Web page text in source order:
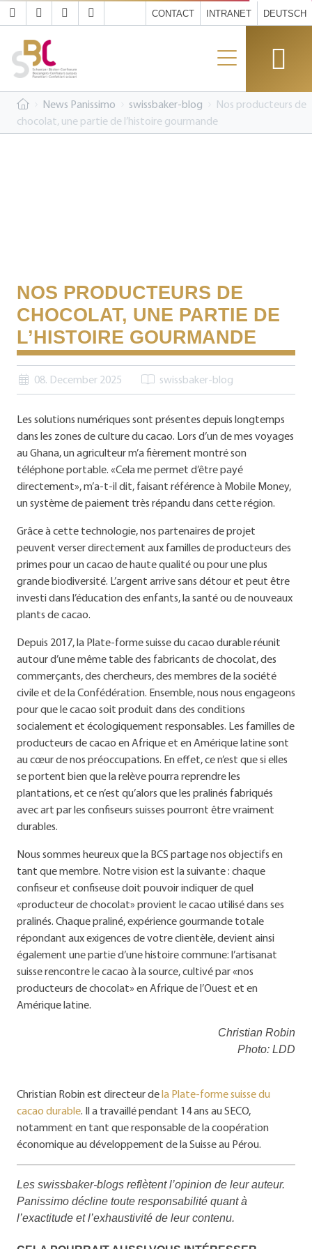
CONTACT INTRANET DEUTSCH
News Panissimo swissbaker-blog
Nos producteurs de
chocolat, une partie de l’histoire gourmande
NOS PRODUCTEURS DE
CHOCOLAT, UNE PARTIE DE
L’HISTOIRE GOURMANDE
08. December 2025 swissbaker-blog
Les solutions numériques sont présentes depuis longtemps
dans les zones de culture du cacao. Lors d’un de mes voyages
au Ghana, un agriculteur m’a fièrement montré son
téléphone portable. «Cela me permet d’être payé
directement», m’a-t-il dit, faisant référence à Mobile Money,
un système de paiement très répandu dans cette région.
Grâce à cette technologie, nos partenaires de projet
peuvent verser directement aux familles de producteurs des
primes pour un cacao de haute qualité ou pour une plus
grande biodiversité. L’argent arrive sans détour et peut être
investi dans l’éducation des enfants, la santé ou de nouveaux
plants de cacao.
Depuis 2017, la Plate-forme suisse du cacao durable réunit
autour d’une même table des fabricants de chocolat, des
commerçants, des chercheurs, des membres de la société
civile et de la Confédération. Ensemble, nous nous engageons
pour que le cacao soit produit dans des conditions
socialement et écologiquement responsables. Les familles de
producteurs de cacao en Afrique et en Amérique latine sont
au cœur de nos préoccupations. En effet, ce n’est que si elles
se portent bien que la relève pourra reprendre les
plantations, et ce n’est qu’alors que les pralinés fabriqués
avec art par les confiseurs suisses pourront être vraiment
durables.
Nous sommes heureux que la BCS partage nos objectifs en
tant que membre. Notre vision est la suivante : chaque
confiseur et confiseuse doit pouvoir indiquer de quel
«producteur de chocolat» provient le cacao utilisé dans ses
pralinés. Chaque praliné, expérience gourmande totale
répondant aux exigences de votre clientèle, devient ainsi
également une partie d’une histoire commune: l’artisanat
suisse rencontre le cacao à la source, cultivé par «nos
producteurs de chocolat» en Afrique de l’Ouest et en
Amérique latine.
Christian Robin
Photo: LDD
Christian Robin est directeur dela Plate-forme suisse du
cacao durable. Il a travaillé pendant 14 ans au SECO,
notamment en tant que responsable de la coopération
économique au développement de la Suisse au Pérou.
Les swissbaker-blogs reflètent l’opinion de leur auteur.
Panissimo décline toute responsabilité quant à
l’exactitude et l’exhaustivité de leur contenu.